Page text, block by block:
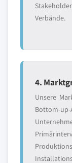
Verbände.
4.
Unsere